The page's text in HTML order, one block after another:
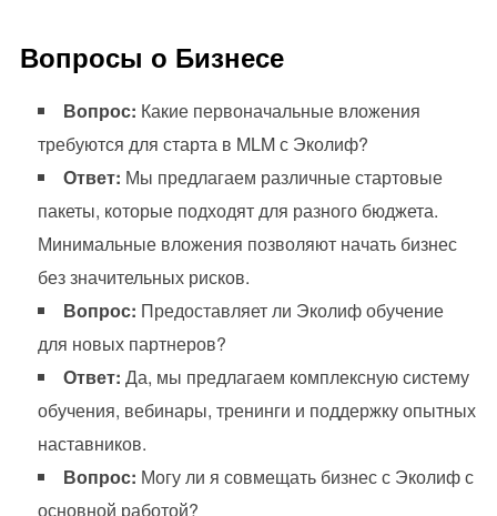
Вопросы о Бизнесе
Вопрос: Какие первоначальные вложения
требуются для старта в MLM с Эколиф?
Ответ: Мы предлагаем различные стартовые
пакеты, которые подходят для разного бюджета.
Минимальные вложения позволяют начать бизнес
без значительных рисков.
Вопрос: Предоставляет ли Эколиф обучение
для новых партнеров?
Ответ: Да, мы предлагаем комплексную систему
обучения, вебинары, тренинги и поддержку опытных
наставников.
Вопрос: Могу ли я совмещать бизнес с Эколиф с
основной работой?